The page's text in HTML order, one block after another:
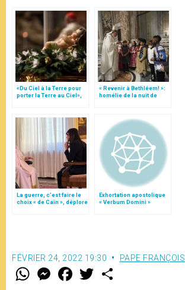
«Du Ciel à la Terre pour
porter la Terre au Ciel»,
« Revenir à Bethléem! »:
homélie de la nuit de
Noël (texte complet)
La guerre, c’est faire le
choix « de Caïn », déplore
Exhortation apostolique
« Verbum Domini »
FÉVRIER 24, 2022 19:30 PAPE FRANÇOIS
W M
e
F
a w